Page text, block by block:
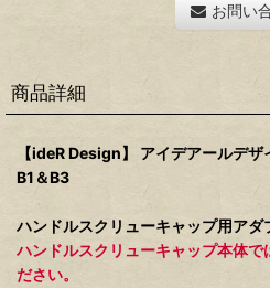
お問い
商品詳細
【ideR Design】 アイデアールデ
B1＆B3
ハンドルスクリューキャップ用アダ
ハンドルスクリューキャップ本体で
ださい。